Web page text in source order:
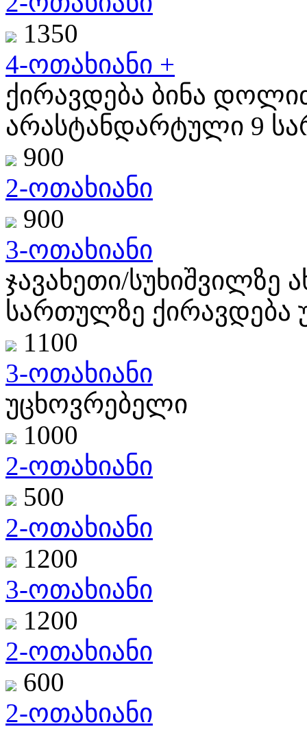
1350
4-ოთახიანი +
ქირავდება ბინა
არასტანდარტული 9
900
2-ოთახიანი
900
3-ოთახიანი
ჯავახეთი/სუხიშვილზე
სართულზე ქირავდება
1100
3-ოთახიანი
უცხოვრებელი
1000
2-ოთახიანი
500
2-ოთახიანი
1200
3-ოთახიანი
1200
2-ოთახიანი
600
2-ოთახიანი